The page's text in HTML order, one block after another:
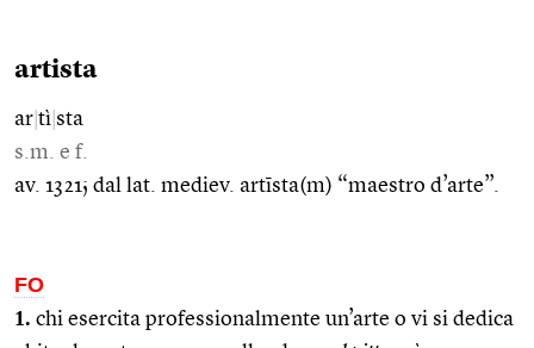
artista
ar tì sta
s.m. e f.
av. 1321; dal lat. mediev. artīsta(m) “maestro d’arte”.
FO
1. chi esercita professionalmente un’arte o vi si dedica